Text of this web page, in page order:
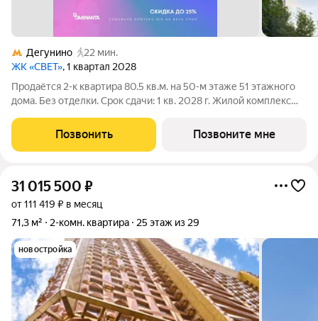
Дегунино
22 мин.
ЖК «СВЕТ», 1 квартал 2028
Продаётся 2-к квартира 80.5 кв.м. на 50-м этаже 51 этажного
дома. Без отделки. Срок сдачи: 1 кв. 2028 г. Жилой комплекс
архитектурного изящества, созданное девелопером
Dominanta в сотрудничестве с известным
Позвонить Позвоните мне
31 015 500 ₽
от 111 419 ₽ в месяц
71,3 м²
2-комн. квартира 25 этаж из 29
новостройка